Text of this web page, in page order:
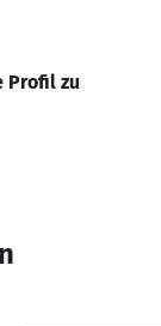
Profil zu